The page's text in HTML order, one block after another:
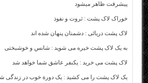
پیشرفت ظاهر میشود
خوراک لاک پشت : ثروت و نفوذ
لاک پشت دریائی : دشمنان پنهان شده اند
به یک لاک پشت خیره می شوید : شانس و خوشبختی
لاک پشت می خرید : یکنفر عاشق شما خواهد شد
یک لاک پشت را می کشید : یک دورة خوب در زندگی